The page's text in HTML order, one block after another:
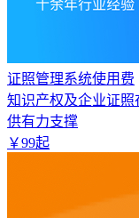
证照管理系统使用费
知识产权及企业证
供有力支撑
￥99起